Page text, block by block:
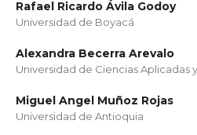
Rafael Ricardo Ávila Godoy
Universidad de Boyacá
Alexandra Becerra Arevalo
Universidad de Ciencias Aplicadas
Miguel Angel Muñoz Rojas
Universidad de Antioquia